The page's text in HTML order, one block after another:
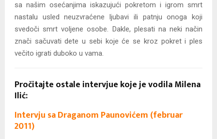
sa našim osećanjima iskazujući pokretom i igrom smrt
nastalu usled neuzvraćene ljubavi ili patnju onoga koji
svedoči smrt voljene osobe. Dakle, plesati na neki način
znači sačuvati dete u sebi koje će se kroz pokret i ples
večito igrati duboko u vama.
Pročitajte ostale intervjue koje je vodila Milena
Ilić:
Intervju sa Draganom Paunovićem (februar
2011)